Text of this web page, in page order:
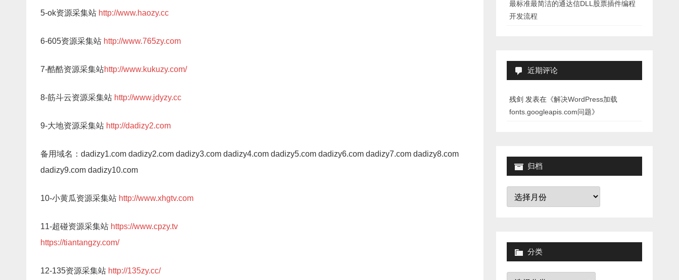
5-ok资源采集站 http://www.haozy.cc
6-605资源采集站 http://www.765zy.com
7-酷酷资源采集站http://www.kukuzy.com/
8-筋斗云资源采集站 http://www.jdyzy.cc
9-大地资源采集站 http://dadizy2.com
备用域名：dadizy1.com dadizy2.com dadizy3.com dadizy4.com dadizy5.com dadizy6.com dadizy7.com dadizy8.com
dadizy9.com dadizy10.com
10-小黄瓜资源采集站 http://www.xhgtv.com
11-超碰资源采集站 https://www.cpzy.tv
https://tiantangzy.com/
12-135资源采集站 http://135zy.cc/
最标准最简洁的通达信DLL股票插件编程
开发流程
近期评论
残剑 发表在《解决WordPress加载
fonts.googleapis.com问题》
归档
归
分类
分